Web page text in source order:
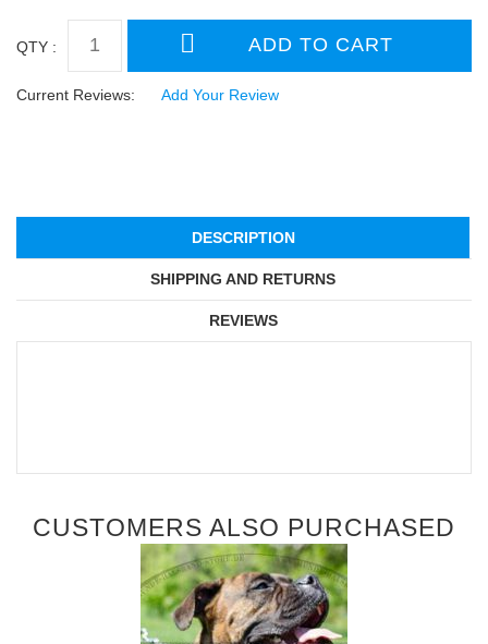
QTY :
Current Reviews: Add Your Review
DESCRIPTION
SHIPPING AND RETURNS
REVIEWS
CUSTOMERS ALSO PURCHASED